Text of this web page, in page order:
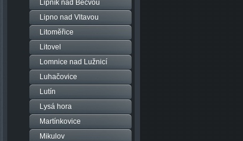
Lipník nad Bečvou
Lipno nad Vltavou
Litoměřice
Litovel
Lomnice nad Lužnicí
Luhačovice
Lutín
Lysá hora
Martínkovice
Mikulov